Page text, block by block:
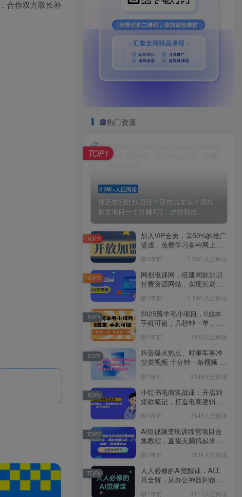
合作双方取长补
热门资源
2.3W+人已阅读
你还在到处找项目？还在当韭菜？我却
靠卖项目一个月赚5万，曾经我也...
TOP1
加入VIP会员，享50%的推广
提成，免费学习多种网上创
3年前 1.2W+人已阅读
TOP2
网创电课网，搭建同款知识
付费资源网站，实现长期稳
3年前 1.1W+人已阅读
TOP3
2025薅羊毛小项目，0成本
手机可做，几秒钟一单，收
1年前 3150人已阅读
TOP4
抖音爆火热点、时事军事冲
突类视频 十分钟一条视频 条
手 1年前 3148人已阅读
TOP5
小红书电商实战课：开店到
爆款笔记，打造电商逻辑体
1年前 3141人已阅读
TOP6
AI短视频变现训练营项目合
集教程，直接无脑搞起来，
制、收徒等收益
1年前 3134人已阅读
TOP7
人人必修的Al觉醒课，AI工
具全解，从办公神器到创意
1年前 3117人已阅读
TOP8